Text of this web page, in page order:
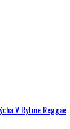
V Rytme Reggae